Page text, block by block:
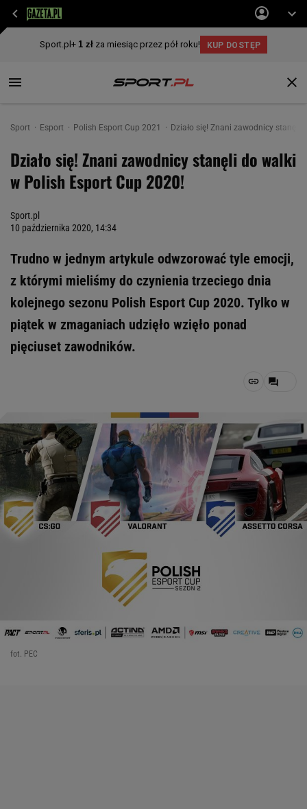
Sport Esport Polish Esport Cup 2021 Działo się! Znani zawodnicy stanęli
Działo się! Znani zawodnicy stanęli do walki
w Polish Esport Cup 2020!
Sport.pl
10 października 2020, 14:34
Trudno w jednym artykule odwzorować tyle emocji,
z którymi mieliśmy do czynienia trzeciego dnia
kolejnego sezonu Polish Esport Cup 2020. Tylko w
piątek w zmaganiach udzięło wzięło ponad
pięciuset zawodników.
fot. PEC